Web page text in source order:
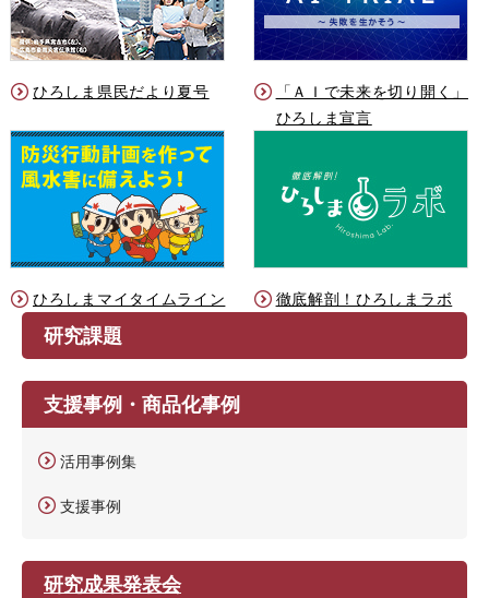
ひろしま県民だより夏号
「ＡＩで未来を切り開く」
ひろしま宣言
ひろしまマイタイムライン 徹底解剖！ひろしまラボ
研究課題
支援事例・商品化事例
活用事例集
支援事例
研究成果発表会